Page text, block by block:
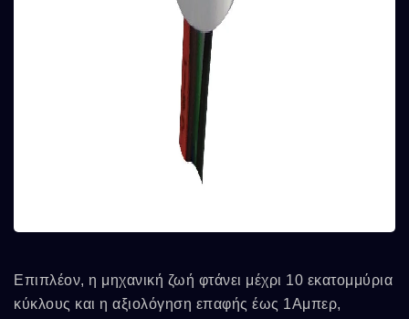
Επιπλέον, η μηχανική ζωή φτάνει μέχρι 10 εκατομμύρια
κύκλους και η αξιολόγηση επαφής έως 1Αμπερ,